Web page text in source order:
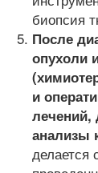
биопсия
После
опухоли
и
лечений,
анализы
делается